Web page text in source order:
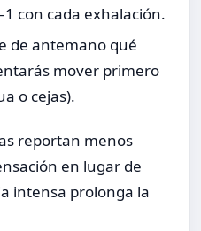
con cada exhalación.
de antemano qué
mover primero
o cejas).
reportan menos
en lugar de
intensa prolonga la